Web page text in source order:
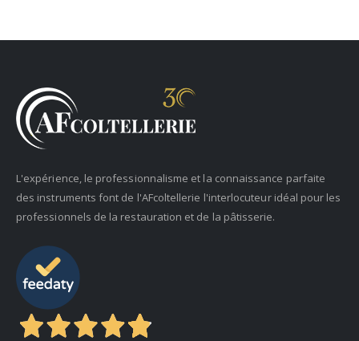
L'expérience, le professionnalisme et la connaissance parfaite
des instruments font de l'AFcoltellerie l'interlocuteur idéal pour les
professionnels de la restauration et de la pâtisserie.